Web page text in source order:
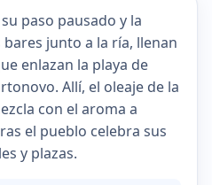
paso pausado y la
junto a la ría, llenan
enlazan la playa de
Allí, el oleaje de la
con el aroma a
el pueblo celebra sus
y plazas.